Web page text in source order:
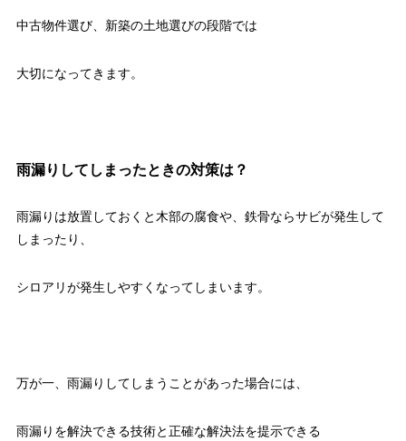
中古物件選び、新築の土地選びの段階では
大切になってきます。
雨漏りしてしまったときの対策は？
雨漏りは放置しておくと木部の腐食や、鉄骨ならサビが発生して
しまったり、
シロアリが発生しやすくなってしまいます。
万が一、雨漏りしてしまうことがあった場合には、
雨漏りを解決できる技術と正確な解決法を提示できる